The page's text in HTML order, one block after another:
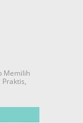
Memilih